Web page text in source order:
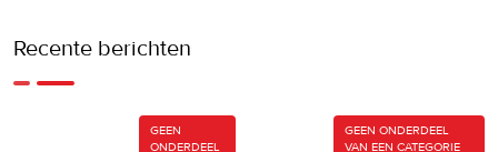
Recente berichten
GEEN
ONDERDEEL
GEEN ONDERDEEL
VAN EEN CATEGORIE